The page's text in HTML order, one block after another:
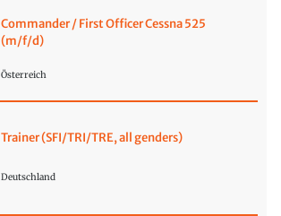
Commander / First Officer Cessna 525
(m/f/d)
Österreich
Trainer (SFI/TRI/TRE, all genders)
Deutschland